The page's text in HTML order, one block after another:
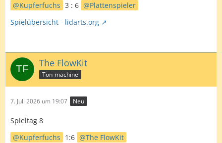
Kupferfuchs 3 : 6
Plattenspieler
Spielübersicht - lidarts.org
The FlowKit
Ton-machine
7. Juli 2026 um 19:07 Neu
Spieltag 8
Kupferfuchs 1:6
The FlowKit